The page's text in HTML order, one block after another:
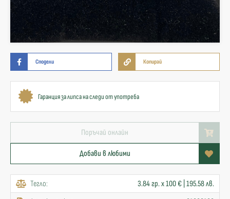
Сподели Копирай
Гаранция за липса на следи от употреба
Поръчай онлайн
Добави в любими
Тегло:
3.84 гр. x 100 € | 195.58 лв.